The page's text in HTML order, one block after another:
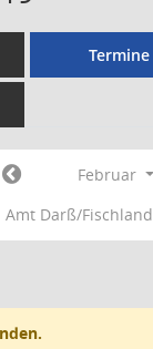
Termine
Februar
Amt Darß/Fischland